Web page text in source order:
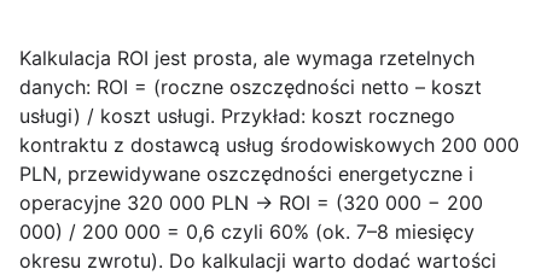
Kalkulacja ROI jest prosta, ale wymaga rzetelnych
danych: ROI = (roczne oszczędności netto – koszt
usługi) / koszt usługi. Przykład: koszt rocznego
kontraktu z dostawcą usług środowiskowych 200 000
PLN, przewidywane oszczędności energetyczne i
operacyjne 320 000 PLN → ROI = (320 000 − 200
000) / 200 000 = 0,6 czyli 60% (ok. 7–8 miesięcy
okresu zwrotu). Do kalkulacji warto dodać wartości